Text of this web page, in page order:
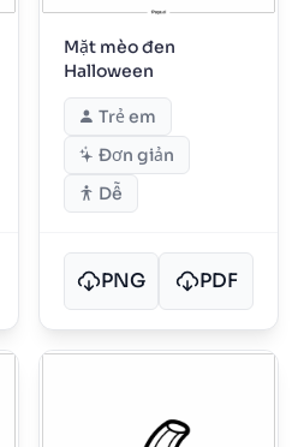
Mặt mèo đen
Halloween
Trẻ em
Đơn giản
Dễ
PNG PDF